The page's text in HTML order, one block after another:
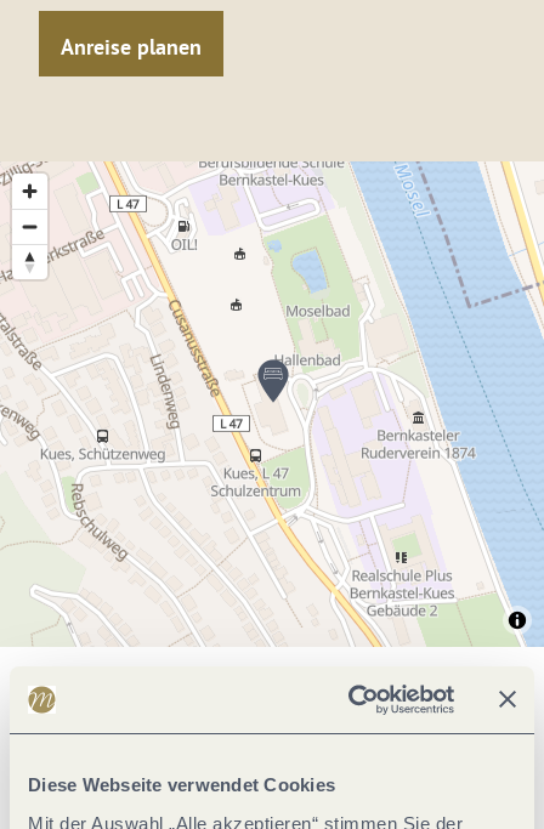
Diese Webseite verwendet Cookies
Mit der Auswahl „Alle akzeptieren“ stimmen Sie der
Anreise planen
Allgemeine Informationen